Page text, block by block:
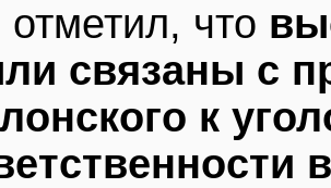
что
связаны с
к